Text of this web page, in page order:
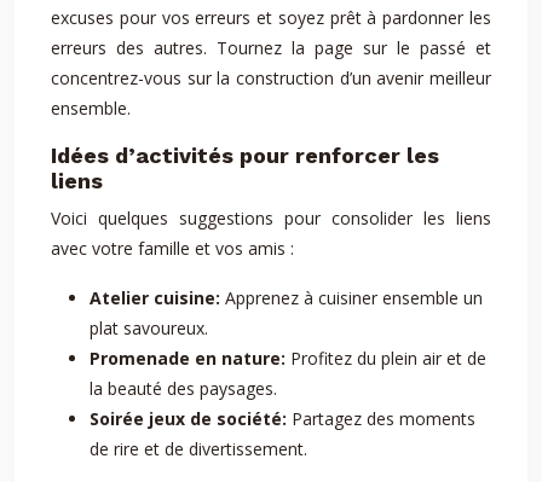
excuses pour vos erreurs et soyez prêt à pardonner les
erreurs des autres. Tournez la page sur le passé et
concentrez-vous sur la construction d’un avenir meilleur
ensemble.
Idées d’activités pour renforcer les
liens
Voici quelques suggestions pour consolider les liens
avec votre famille et vos amis :
Atelier cuisine: Apprenez à cuisiner ensemble un
plat savoureux.
Promenade en nature: Profitez du plein air et de
la beauté des paysages.
Soirée jeux de société: Partagez des moments
de rire et de divertissement.